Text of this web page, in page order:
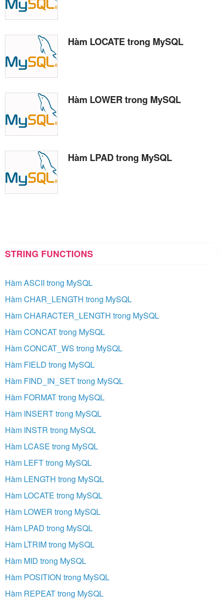
Hàm LOCATE trong MySQL
Hàm LOWER trong MySQL
Hàm LPAD trong MySQL
STRING FUNCTIONS
Hàm ASCII trong MySQL
Hàm CHAR_LENGTH trong MySQL
Hàm CHARACTER_LENGTH trong MySQL
Hàm CONCAT trong MySQL
Hàm CONCAT_WS trong MySQL
Hàm FIELD trong MySQL
Hàm FIND_IN_SET trong MySQL
Hàm FORMAT trong MySQL
Hàm INSERT trong MySQL
Hàm INSTR trong MySQL
Hàm LCASE trong MySQL
Hàm LEFT trong MySQL
Hàm LENGTH trong MySQL
Hàm LOCATE trong MySQL
Hàm LOWER trong MySQL
Hàm LPAD trong MySQL
Hàm LTRIM trong MySQL
Hàm MID trong MySQL
Hàm POSITION trong MySQL
Hàm REPEAT trong MySQL